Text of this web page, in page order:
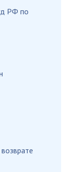
РФ по